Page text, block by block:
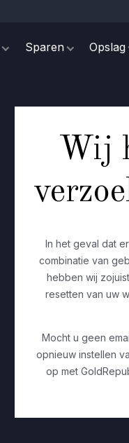
Sparen Opslag
Wij
In het geval dat
combinatie van
hebben wij
resetten van uw
Mocht u geen
opnieuw instellen
op met